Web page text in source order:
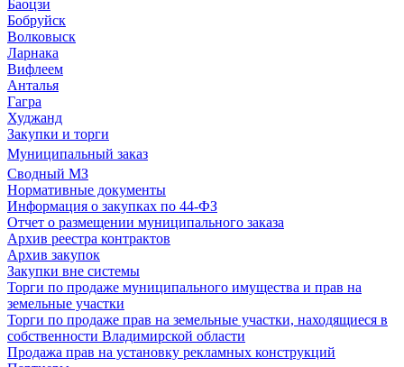
Баоцзи
Бобруйск
Волковыск
Ларнака
Вифлеем
Анталья
Гагра
Худжанд
Закупки и торги
Муниципальный заказ
Сводный МЗ
Нормативные документы
Информация о закупках по 44-ФЗ
Отчет о размещении муниципального заказа
Архив реестра контрактов
Архив закупок
Закупки вне системы
Торги по продаже муниципального имущества и прав на
земельные участки
Торги по продаже прав на земельные участки, находящиеся в
собственности Владимирской области
Продажа прав на установку рекламных конструкций